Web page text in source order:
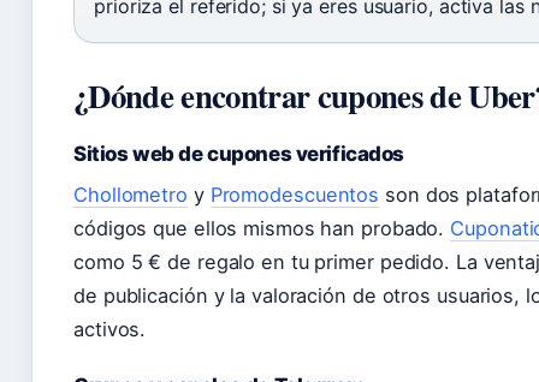
prioriza el referido; si ya eres usuario, activa
¿Dónde encontrar cupones de
Sitios web de cupones verificados
Chollometro y Promodescuentos son dos
códigos que ellos mismos han probado.
como 5 € de regalo en tu primer pedido. La
de publicación y la valoración de otros usuarios,
activos.